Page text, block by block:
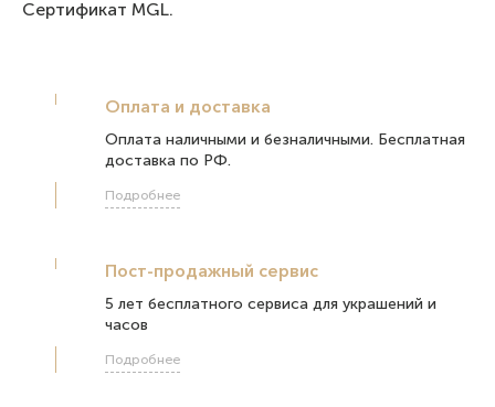
Сертификат MGL.
Оплата и доставка
Оплата наличными и безналичными. Бесплатная
доставка по РФ.
Подробнее
Пост-продажный сервис
5 лет бесплатного сервиса для украшений и
часов
Подробнее